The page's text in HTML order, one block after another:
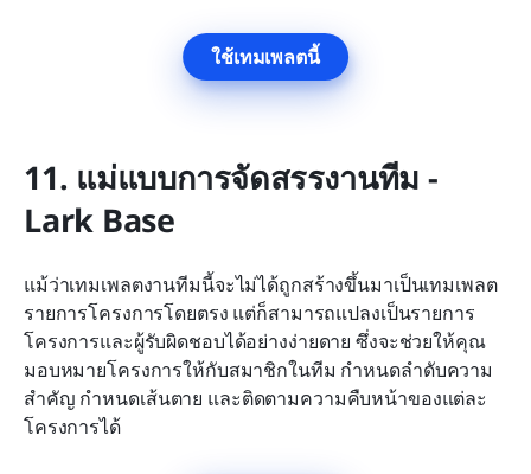
ใช้เทมเพลตนี้
11. แม่แบบการจัดสรรงานทีม -
Lark Base
แม้ว่าเทมเพลตงานทีมนี้จะไม่ได้ถูกสร้างขึ้นมาเป็นเทมเพลต
รายการโครงการโดยตรง แต่ก็สามารถแปลงเป็นรายการ
โครงการและผู้รับผิดชอบได้อย่างง่ายดาย ซึ่งจะช่วยให้คุณ
มอบหมายโครงการให้กับสมาชิกในทีม กำหนดลำดับความ
สำคัญ กำหนดเส้นตาย และติดตามความคืบหน้าของแต่ละ
โครงการได้